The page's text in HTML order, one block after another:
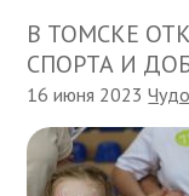
В ТОМСКЕ
СПОРТА И
16 июня 2023